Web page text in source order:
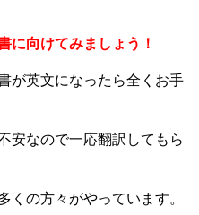
に向けてみましょう！
が英文になったら全くお手
安なので一応翻訳してもら
くの方々がやっています。